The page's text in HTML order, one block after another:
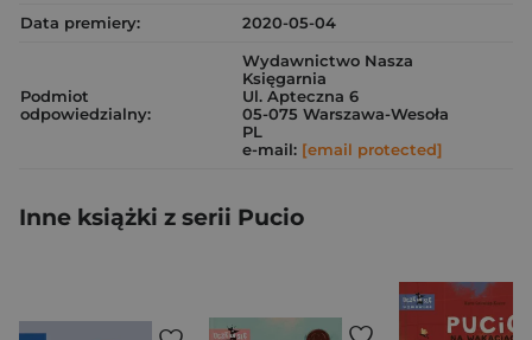
Data premiery:
2020-05-04
Podmiot
odpowiedzialny:
Wydawnictwo Nasza
Księgarnia
Ul. Apteczna 6
05-075 Warszawa-Wesoła
PL
e-mail: [email protected]
Inne książki z serii Pucio